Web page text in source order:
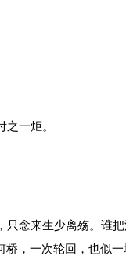
一炬。
念来生少离殇。谁
，一次轮回，也似